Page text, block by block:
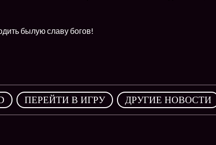
былую славу богов!
, ПЕРЕЙТИ В ИГРУ , ДРУГИЕ НОВОСТИ